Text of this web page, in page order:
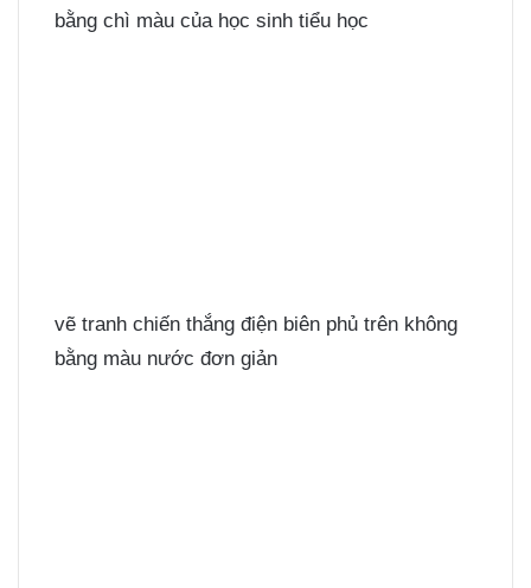
bằng chì màu của học sinh tiểu học
vẽ tranh chiến thắng điện biên phủ trên không
bằng màu nước đơn giản